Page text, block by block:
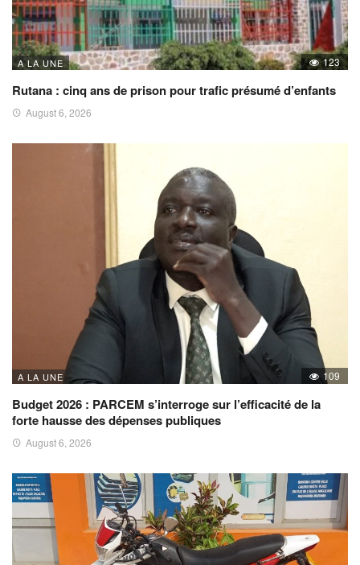
A LA UNE 123
Rutana : cinq ans de prison pour trafic présumé d’enfants
August 6, 2026
A LA UNE 109
Budget 2026 : PARCEM s’interroge sur l’efficacité de la
forte hausse des dépenses publiques
August 6, 2026